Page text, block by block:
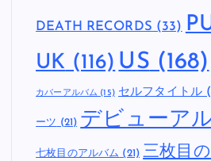
DEATH RECORDS (33)
UK (116) US (168)
カバーアルバム (15) セルフタイトル
ーツ (21) デビューア
七枚目のアルバム (21) 三枚目